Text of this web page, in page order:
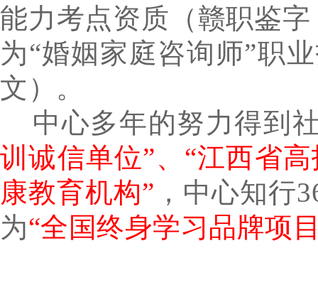
能力考点资质（赣职鉴
为“婚姻家庭咨询师”职
文）。
中心多年的努力得到
训诚信单位”、“江西省
康教育机构” ，中心知行
为“全国终身学习品牌项